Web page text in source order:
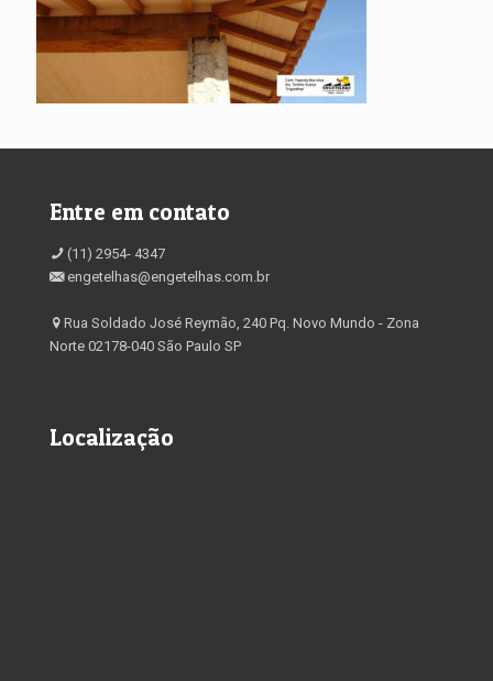
Entre em contato
(11) 2954- 4347
engetelhas@engetelhas.com.br
Rua Soldado José Reymão, 240 Pq. Novo Mundo - Zona
Norte 02178-040 São Paulo SP
Localização